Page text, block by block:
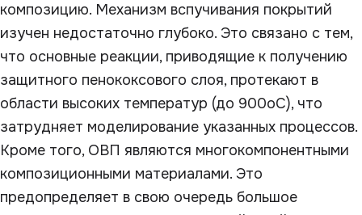
композицию. Механизм вспучивания покрытий
изучен недостаточно глубоко. Это связано с тем,
что основные реакции, приводящие к получению
защитного пенококсового слоя, протекают в
области высоких температур (до 900оС), что
затрудняет моделирование указанных процессов.
Кроме того, ОВП являются многокомпонентными
композиционными материалами. Это
предопределяет в свою очередь большое